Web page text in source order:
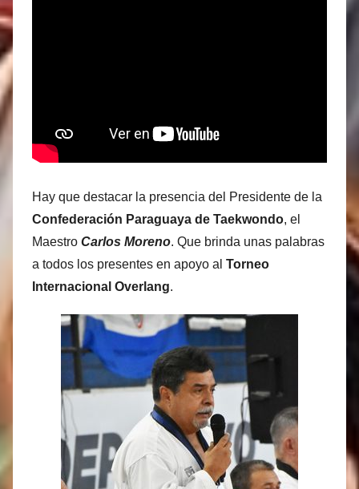
Hay que destacar la presencia del Presidente de la
Confederación Paraguaya de Taekwondo, el
Maestro Carlos Moreno. Que brinda unas palabras
a todos los presentes en apoyo al Torneo
Internacional Overlang.